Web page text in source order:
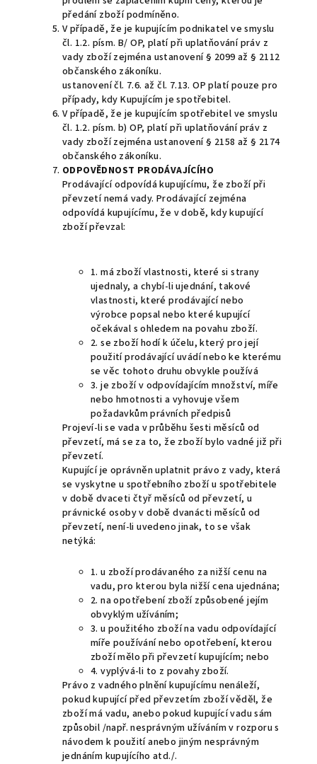
předání zboží podmíněno.
V případě, že je kupujícím podnikatel ve smyslu
čl. 1.2. písm. B/ OP, platí při uplatňování práv z
vady zboží zejména ustanovení § 2099 až § 2112
občanského zákoníku.
ustanovení čl. 7.6. až čl. 7.13. OP platí pouze pro
případy, kdy Kupujícím je spotřebitel.
V případě, že je kupujícím spotřebitel ve smyslu
čl. 1.2. písm. b) OP, platí při uplatňování práv z
vady zboží zejména ustanovení § 2158 až § 2174
občanského zákoníku.
ODPOVĚDNOST PRODÁVAJÍCÍHO
Prodávající odpovídá kupujícímu, že zboží při
převzetí nemá vady. Prodávající zejména
odpovídá kupujícímu, že v době, kdy kupující
zboží převzal:
1. má zboží vlastnosti, které si strany
ujednaly, a chybí-li ujednání, takové
vlastnosti, které prodávající nebo
výrobce popsal nebo které kupující
očekával s ohledem na povahu zboží.
2. se zboží hodí k účelu, který pro její
použití prodávající uvádí nebo ke kterému
se věc tohoto druhu obvykle používá
3. je zboží v odpovídajícím množství, míře
nebo hmotnosti a vyhovuje všem
požadavkům právních předpisů
Projeví-li se vada v průběhu šesti měsíců od
převzetí, má se za to, že zboží bylo vadné již při
převzetí.
Kupující je oprávněn uplatnit právo z vady, která
se vyskytne u spotřebního zboží u spotřebitele
v době dvaceti čtyř měsíců od převzetí, u
právnické osoby v době dvanácti měsíců od
převzetí, není-li uvedeno jinak, to se však
netýká:
1. u zboží prodávaného za nižší cenu na
vadu, pro kterou byla nižší cena ujednána;
2. na opotřebení zboží způsobené jejím
obvyklým užíváním;
3. u použitého zboží na vadu odpovídající
míře používání nebo opotřebení, kterou
zboží mělo při převzetí kupujícím; nebo
4. vyplývá-li to z povahy zboží.
Právo z vadného plnění kupujícímu nenáleží,
pokud kupující před převzetím zboží věděl, že
zboží má vadu, anebo pokud kupující vadu sám
způsobil /např. nesprávným užíváním v rozporu s
návodem k použití anebo jiným nesprávným
jednáním kupujícího atd./.